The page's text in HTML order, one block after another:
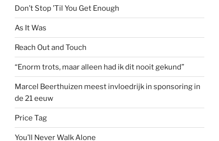
Don’t Stop ’Til You Get Enough
As It Was
Reach Out and Touch
“Enorm trots, maar alleen had ik dit nooit gekund”
Marcel Beerthuizen meest invloedrijk in sponsoring in
de 21 eeuw
Price Tag
You’ll Never Walk Alone